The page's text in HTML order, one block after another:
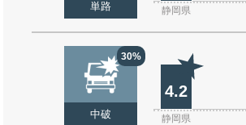
単路 静岡県
30%
中破
4.2
静岡県